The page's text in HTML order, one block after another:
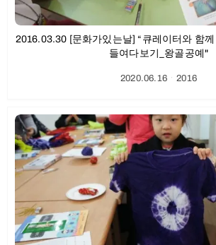
2016.03.30 [문화가있는날] “큐레이터와 함께
들여다보기_왕골공예"
2020.06.16ㆍ2016